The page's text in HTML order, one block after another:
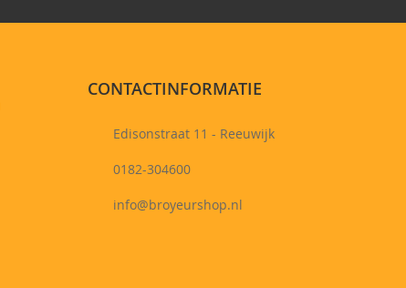
CONTACTINFORMATIE
Edisonstraat 11 - Reeuwijk
0182-304600
info@broyeurshop.nl